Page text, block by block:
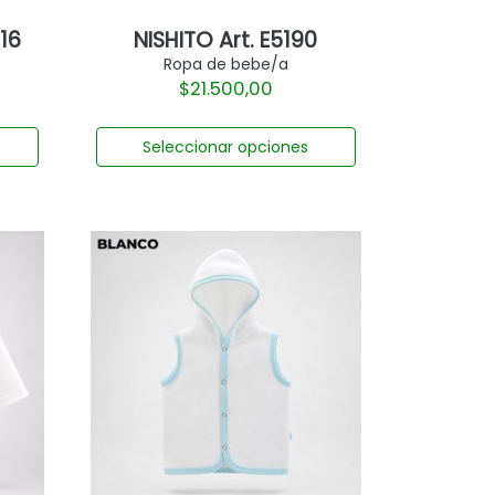
NISHITO Art. E5190
Ropa de bebe/a
$21.500,00
Seleccionar opciones